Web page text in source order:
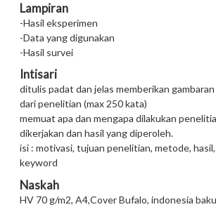
Lampiran
-Hasil eksperimen
-Data yang digunakan
-Hasil survei
Intisari
ditulis padat dan jelas memberikan
dari penelitian (max 250 kata)
memuat apa dan mengapa dilakukan
dikerjakan dan hasil yang diperoleh.
isi : motivasi, tujuan penelitian, metode,
keyword
Naskah
HV 70 g/m2, A4,Cover Bufalo, indonesia